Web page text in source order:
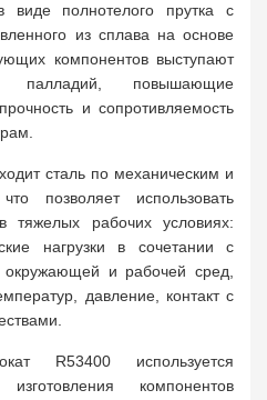
виде полнотелого прутка с
из сплава на основе
компонентов выступают
повышающие
и сопротивляемость
сталь по механическим и
позволяет использовать
тяжелых рабочих условиях:
нагрузки в сочетании с
и рабочей сред,
давление, контакт с
R53400 используется
компонентов